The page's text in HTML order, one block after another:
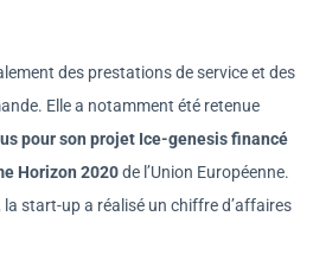
des prestations de service et des
Elle a notamment été retenue
pour son projet Ice-genesis financé
Horizon 2020de l’Union Européenne.
start-up a réalisé un chiffre d’affaires